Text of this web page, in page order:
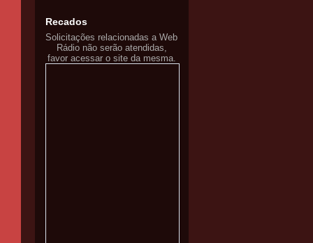
Recados
Solicitações relacionadas a Web
Rádio não serão atendidas,
favor acessar o site da mesma.